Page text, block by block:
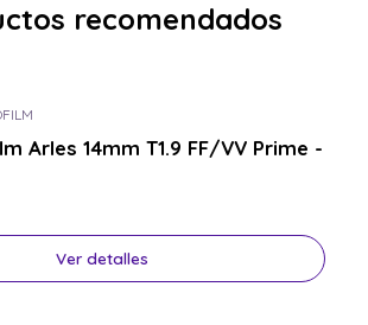
recomendados
Arles 14mm T1.9 FF/VV Prime -
Ver detalles